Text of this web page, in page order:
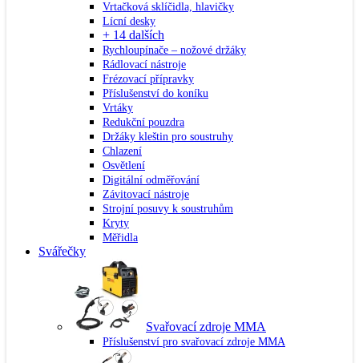
Vrtačková sklíčidla, hlavičky
Lícní desky
+ 14 dalších
Rychloupínače – nožové držáky
Rádlovací nástroje
Frézovací přípravky
Příslušenství do koníku
Vrtáky
Redukční pouzdra
Držáky kleštin pro soustruhy
Chlazení
Osvětlení
Digitální odměřování
Závitovací nástroje
Strojní posuvy k soustruhům
Kryty
Měřidla
Svářečky
Svařovací zdroje MMA
Příslušenství pro svařovací zdroje MMA